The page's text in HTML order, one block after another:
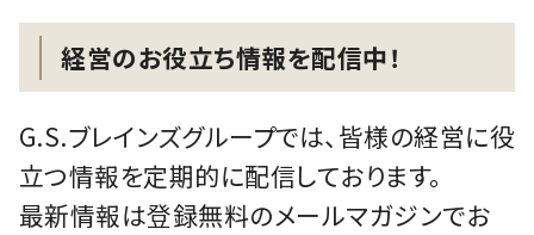
経営のお役立ち情報を配信中！
G.S.ブレインズグループでは、皆様の経営に役
立つ情報を定期的に配信しております。
最新情報は登録無料のメールマガジンでお